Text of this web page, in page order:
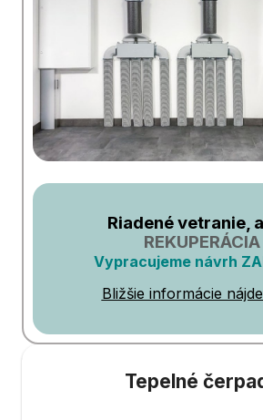
Riadené vetranie,
REKUPERÁCIA
Vypracujeme návrh
Bližšie informácie
Tepelné